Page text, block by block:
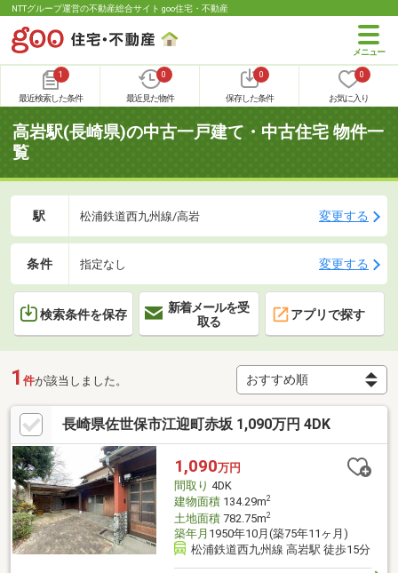
NTTグループ運営の不動産総合サイト goo住宅・不動産
1
最近検索した条件
0
最近見た物件
0
保存した条件
0
お気に入り
高岩駅(長崎県)の中古一戸建て・中古住宅 物件一
覧
駅 松浦鉄道西九州線/高岩 変更する
条件 指定なし 変更する
検索条件を保存
新着メールを受
取る
アプリで探す
1 件が該当しました。
長崎県佐世保市江迎町赤坂 1,090万円 4DK
1,090万円
間取り 4DK
建物面積134.29m2
土地面積782.75m2
築年月 1950年10月(築75年11ヶ月)
松浦鉄道西九州線 高岩駅 徒歩15分